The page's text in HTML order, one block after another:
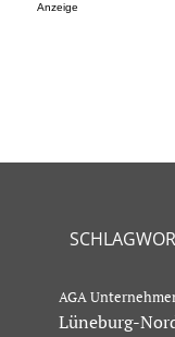
Anzeige
AGA
Lüneburg-